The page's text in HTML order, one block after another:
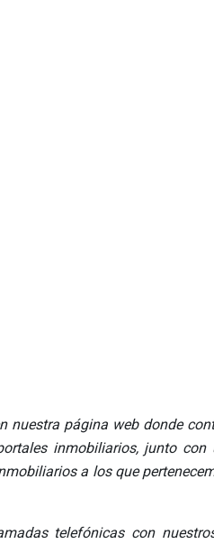
nuestra página web donde
inmobiliarios, junto con
a los que
telefónicas con